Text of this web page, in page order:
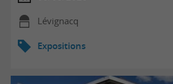
Lévignacq
Expositions